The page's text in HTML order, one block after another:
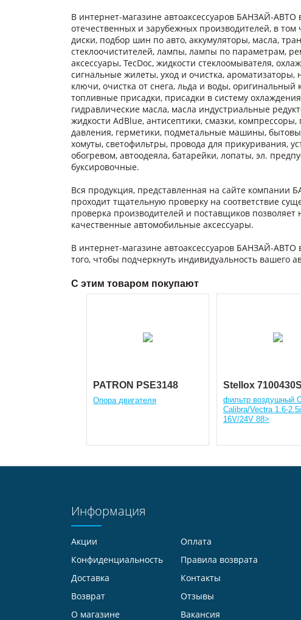
В интернет-магазине автоаксессуаров БАНЗАЙ-
отечественных и зарубежных производителей, в
диски, подбор шин по авто, аккумуляторы, масла,
стеклоочистителей, лампы, лампы по параметрам,
аксессуары, TecDoc, жидкости стеклоомывателя,
сигнальные жилеты, уход и очистка,
ключи, очистка от снега, льда и воды, оригинальный
топливные присадки, присадки в систему
гидравлические масла, масла индустриальные
жидкости AdBlue, антисептики, смазки,
давления, герметики, подметальные машины,
хомуты, светофильтры, провода для прикуривания,
обогревом, автоодеяла, батарейки, лопаты, эл.
буксировочные.
Вся продукция, представленная на сайте компании
проходит тщательную проверку на соответствие
проверка производителей и поставщиков позволяет
качественные автомобильные аксессуары.
В интернет-магазине автоаксессуаров БАНЗАЙ-
того, чтобы подчеркнуть индивидуальность
С этим товаром покупают
PATRON PSE3148
Опора двигателя
Stellox
фильтр воздушный
Calibra/Vectra 1.6-
16V/24V 88>
Информация
Акции
Конфиденциальность
Доставка
Возврат
О магазине
Оплата
Правила возврата
Контакты
Отзывы
Вакансия